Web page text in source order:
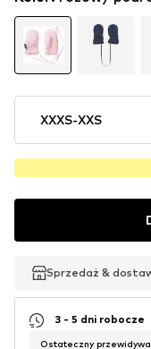
XXXS-XXS
Sprzedaż &
Sprzedaż &
3 - 5 dni robocze
Ostateczny